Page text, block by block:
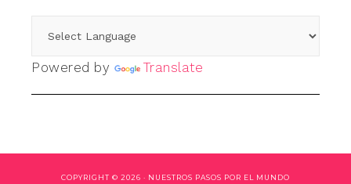
Powered by Translate
COPYRIGHT © 2026 · NUESTROS PASOS POR EL MUNDO